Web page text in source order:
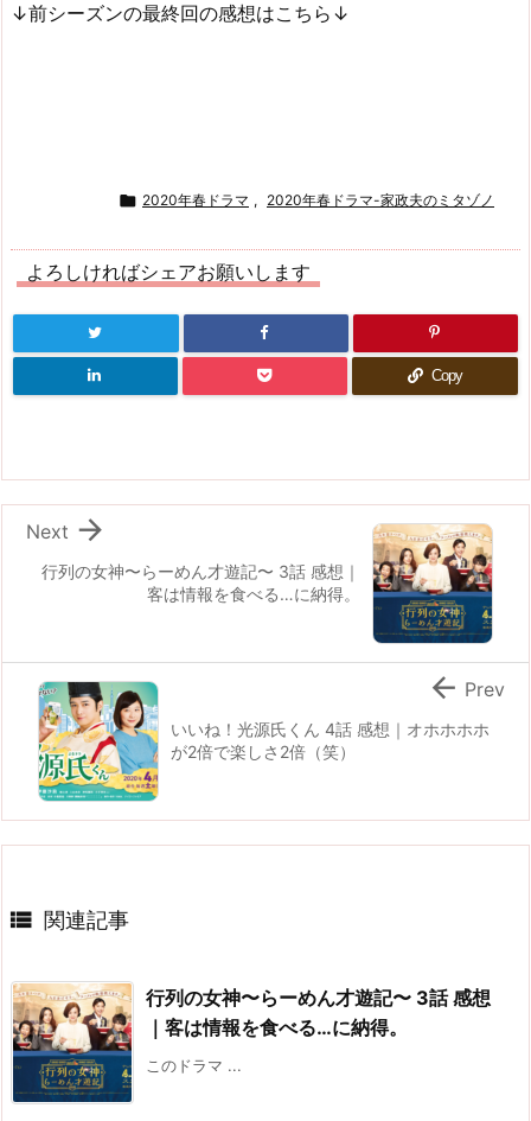
↓前シーズンの最終回の感想はこちら↓
 2020年春ドラマ , 2020年春ドラマ-家政夫のミタゾノ
よろしければシェアお願いします
Copy
行列の女神〜らーめん才遊記〜 3話 感想｜
客は情報を食べる…に納得。

Next
いいね！光源氏くん 4話 感想｜オホホホホ
が2倍で楽しさ2倍（笑）
 Prev
 関連記事
行列の女神〜らーめん才遊記〜 3話 感想
｜客は情報を食べる…に納得。
このドラマ ...